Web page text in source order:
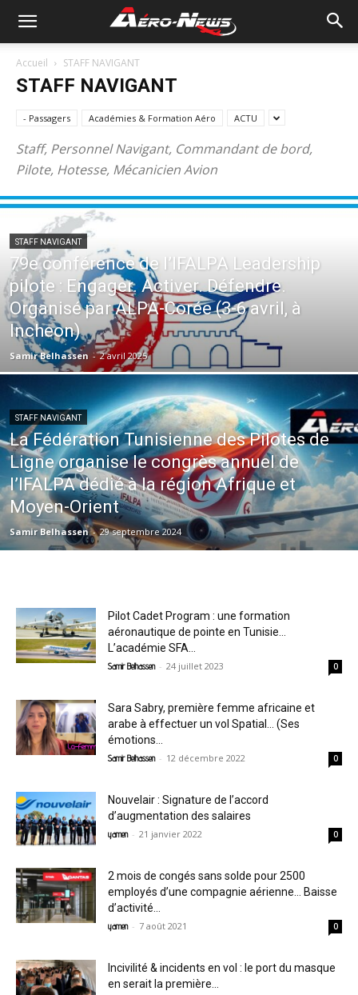
Accueil STAFF NAVIGANT
STAFF NAVIGANT
- Passagers Académies & Formation Aéro ACTU
Staff, Personnel Navigant, Commandant de bord,
Pilote, Hotesse, Mécanicien Avion
STAFF NAVIGANT
79e conférence de l’IFALPA Leadership
pilote : Engager. Activer. Défendre.
Organisé par ALPA-Corée (3-6 avril, à
Incheon)
Samir Belhassen - 2 avril 2025
STAFF NAVIGANT
La Fédération Tunisienne des Pilotes de
Ligne organise le congrès annuel de
l’IFALPA dédié à la région Afrique et
Moyen-Orient
Samir Belhassen - 29 septembre 2024
Pilot Cadet Program : une formation
aéronautique de pointe en Tunisie…
L’académie SFA...
Samir Belhassen - 24 juillet 2023 0
Sara Sabry, première femme africaine et
arabe à effectuer un vol Spatial… (Ses
émotions...
Samir Belhassen - 12 décembre 2022 0
Nouvelair : Signature de l’accord
d’augmentation des salaires
yamen - 21 janvier 2022 0
2 mois de congés sans solde pour 2500
employés d’une compagnie aérienne… Baisse
d’activité...
yamen - 7 août 2021 0
Incivilité & incidents en vol : le port du masque
en serait la première...